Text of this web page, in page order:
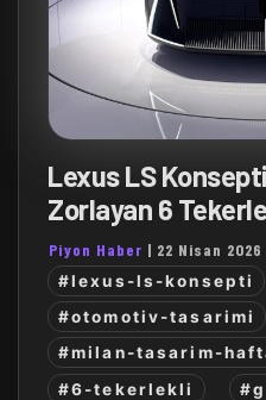
Lexus LS
Zorlayan 6
Piyon Haber | 22 Nisan 2026
#lexus-ls-konsepti
#otomotiv-tasarimi
#milan-tasarim-
#6-tekerlekli